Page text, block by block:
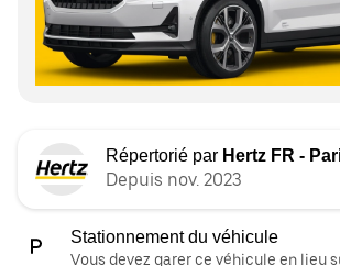
Répertorié par Hertz FR -
Depuis nov. 2023
Stationnement du véhicule
Vous devez garer ce véhicule en lieu